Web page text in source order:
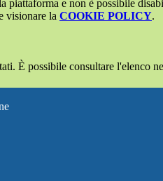
piattaforma e non è possibile
visionare la COOKIE POLICY.
È possibile consultare l'elenco